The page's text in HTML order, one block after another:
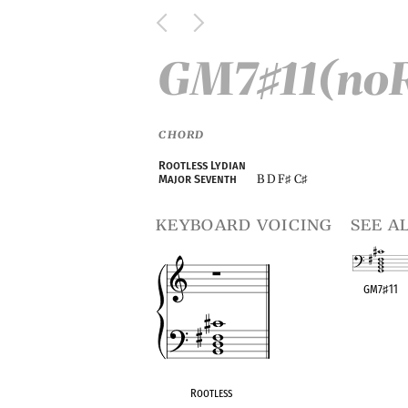
GM7♯
CHORD
Rootless Lydian
Major Seventh
B D F♯ C♯
keyboard voicing
Rootless
see
GM7♯11